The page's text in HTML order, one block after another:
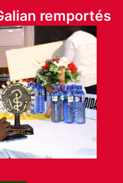
remportés